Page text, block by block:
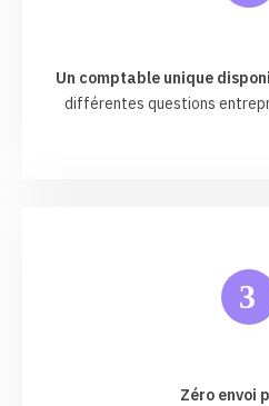
Un comptable unique
différentes questions
3
Zéro envoi